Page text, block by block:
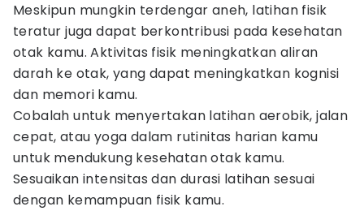
Meskipun mungkin terdengar aneh, latihan fisik
teratur juga dapat berkontribusi pada kesehatan
otak kamu. Aktivitas fisik meningkatkan aliran
darah ke otak, yang dapat meningkatkan kognisi
dan memori kamu.
Cobalah untuk menyertakan latihan aerobik, jalan
cepat, atau yoga dalam rutinitas harian kamu
untuk mendukung kesehatan otak kamu.
Sesuaikan intensitas dan durasi latihan sesuai
dengan kemampuan fisik kamu.